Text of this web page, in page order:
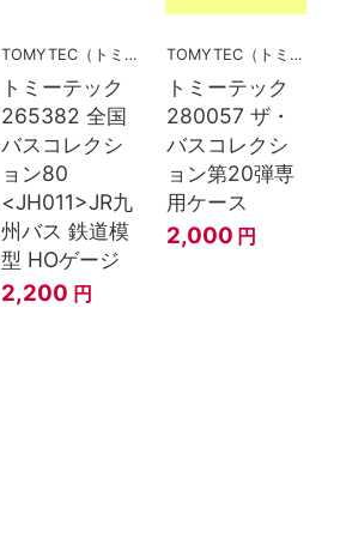
TOMYTEC（トミーテック）
トミーテック
265382 全国
バスコレクシ
ョン80
<JH011>JR九
州バス 鉄道模
型 HOゲージ
2,200 円
TOMYTEC（トミーテック）
トミーテック
280057 ザ・
バスコレクシ
ョン第20弾専
用ケース
2,000 円